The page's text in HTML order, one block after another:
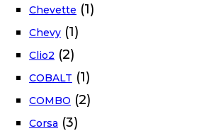
Chevette (1)
Chevy (1)
Clio2 (2)
COBALT (1)
COMBO (2)
Corsa (3)